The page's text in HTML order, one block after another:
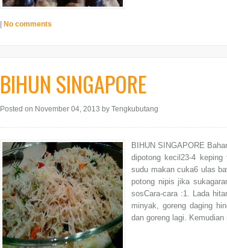
| No comments
BIHUN SINGAPORE
Posted on November 04, 2013 by Tengkubutang
BIHUN SINGAPORE
dipotong kecil23-4
sudu makan cuka6 ulas
potong nipis jika
sosCara-cara :1. Lada
minyak, goreng daging
dan goreng lagi. Kemudian